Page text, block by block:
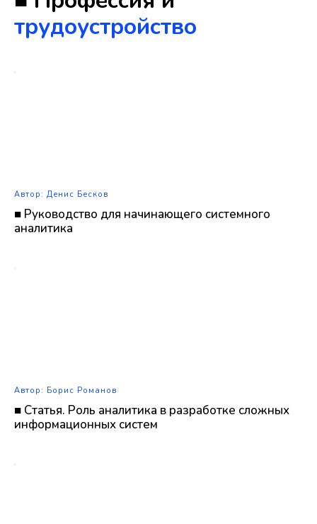
трудоустройство
Автор: Денис Бесков
■ Руководство для начинающего системного
аналитика
Автор: Борис Романов
■ Статья. Роль аналитика в разработке сложных
информационных систем